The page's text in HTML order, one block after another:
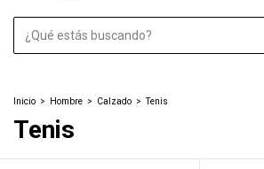
Inicio > Hombre > Calzado > Tenis
Tenis